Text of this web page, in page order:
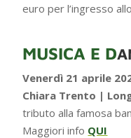
euro per l’ingresso
MUSICA E D
Venerdì 21 aprile
Chiara Trento |
tributo alla famosa
Maggiori info QUI